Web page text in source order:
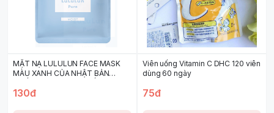
MẶT NẠ LULULUN FACE MASK
MÀU XANH CỦA NHẬT BẢN
130đ
Viên uống Vitamin C DHC 120 viên
dùng 60 ngày
75đ